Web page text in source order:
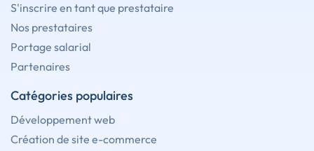
S'inscrire en tant que prestataire
Nos prestataires
Portage salarial
Partenaires
Catégories populaires
Développement web
Création de site e-commerce